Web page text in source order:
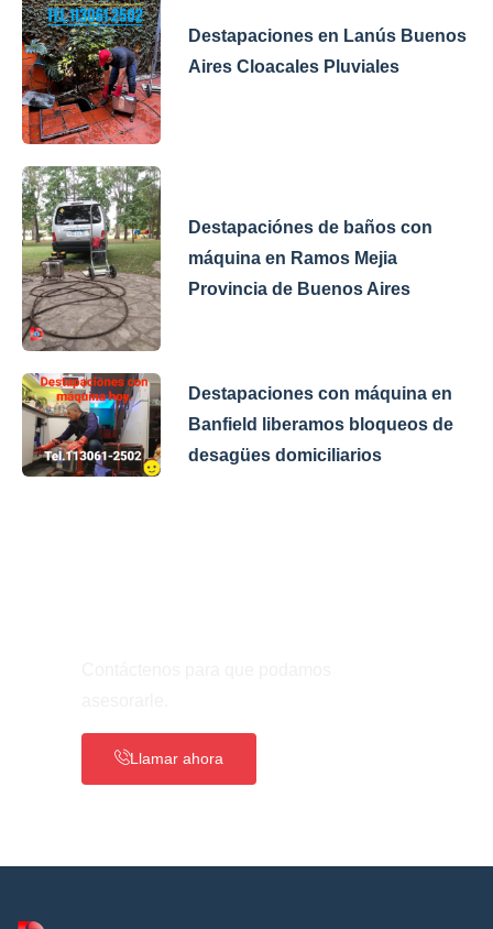
Destapaciones en Lanús Buenos
Aires Cloacales Pluviales
Destapaciónes de baños con
máquina en Ramos Mejia
Provincia de Buenos Aires
Destapaciones con máquina en
Banfield liberamos bloqueos de
desagües domiciliarios
Llamar ahora